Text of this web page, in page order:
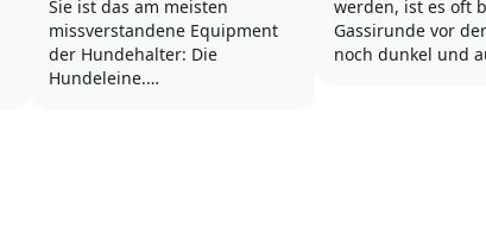
Sie ist das am meisten
missverstandene Equipment
der Hundehalter: Die
Hundeleine.
werden, ist es oft
Gassirunde vor
noch dunkel und